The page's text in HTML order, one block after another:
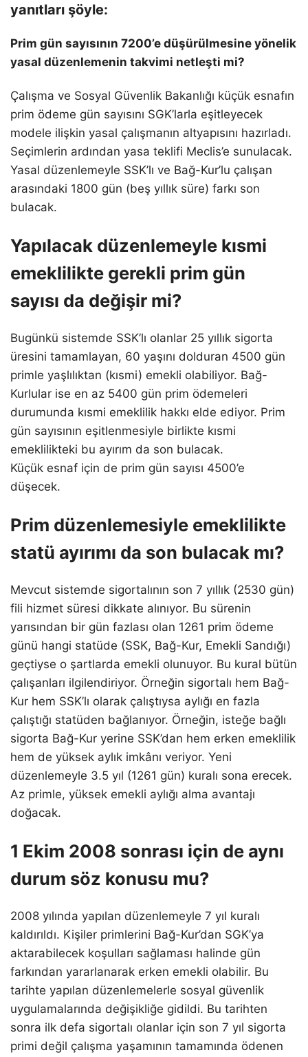
yanıtları şöyle:
Prim gün sayısının 7200’e düşürülmesine yönelik
yasal düzenlemenin takvimi netleşti mi?
Çalışma ve Sosyal Güvenlik Bakanlığı küçük esnafın
prim ödeme gün sayısını SGK’larla eşitleyecek
modele ilişkin yasal çalışmanın altyapısını hazırladı.
Seçimlerin ardından yasa teklifi Meclis’e sunulacak.
Yasal düzenlemeyle SSK’lı ve Bağ-Kur’lu çalışan
arasındaki 1800 gün (beş yıllık süre) farkı son
bulacak.
Yapılacak düzenlemeyle kısmi
emeklilikte gerekli prim gün
sayısı da değişir mi?
Bugünkü sistemde SSK’lı olanlar 25 yıllık sigorta
üresini tamamlayan, 60 yaşını dolduran 4500 gün
primle yaşlılıktan (kısmi) emekli olabiliyor. Bağ-
Kurlular ise en az 5400 gün prim ödemeleri
durumunda kısmi emeklilik hakkı elde ediyor. Prim
gün sayısının eşitlenmesiyle birlikte kısmi
emeklilikteki bu ayırım da son bulacak.
Küçük esnaf için de prim gün sayısı 4500’e
düşecek.
Prim düzenlemesiyle emeklilikte
statü ayırımı da son bulacak mı?
Mevcut sistemde sigortalının son 7 yıllık (2530 gün)
fili hizmet süresi dikkate alınıyor. Bu sürenin
yarısından bir gün fazlası olan 1261 prim ödeme
günü hangi statüde (SSK, Bağ-Kur, Emekli Sandığı)
geçtiyse o şartlarda emekli olunuyor. Bu kural bütün
çalışanları ilgilendiriyor. Örneğin sigortalı hem Bağ-
Kur hem SSK’lı olarak çalıştıysa aylığı en fazla
çalıştığı statüden bağlanıyor. Örneğin, isteğe bağlı
sigorta Bağ-Kur yerine SSK’dan hem erken emeklilik
hem de yüksek aylık imkânı veriyor. Yeni
düzenlemeyle 3.5 yıl (1261 gün) kuralı sona erecek.
Az primle, yüksek emekli aylığı alma avantajı
doğacak.
1 Ekim 2008 sonrası için de aynı
durum söz konusu mu?
2008 yılında yapılan düzenlemeyle 7 yıl kuralı
kaldırıldı. Kişiler primlerini Bağ-Kur’dan SGK’ya
aktarabilecek koşulları sağlaması halinde gün
farkından yararlanarak erken emekli olabilir. Bu
tarihte yapılan düzenlemelerle sosyal güvenlik
uygulamalarında değişikliğe gidildi. Bu tarihten
sonra ilk defa sigortalı olanlar için son 7 yıl sigorta
primi değil çalışma yaşamının tamamında ödenen